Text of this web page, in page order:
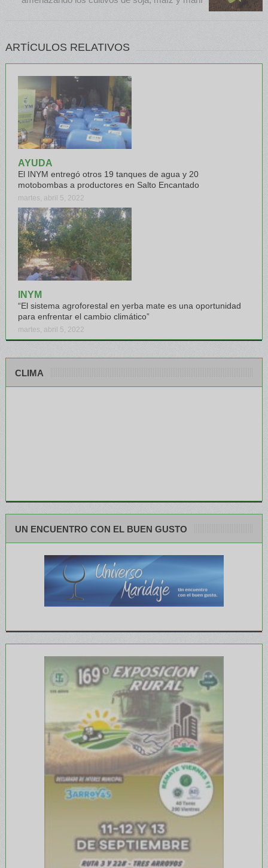
ARTÍCULOS RELATIVOS
AYUDA
El INYM entregó otros 19 tanques de agua y 20
motobombas a productores en Salto Encantado
martes, abril 5, 2022
INYM
“El sistema agroforestal en yerba mate es una oportunidad
para enfrentar el cambio climático”
martes, abril 5, 2022
CLIMA
UN ENCUENTRO CON EL BUEN GUSTO